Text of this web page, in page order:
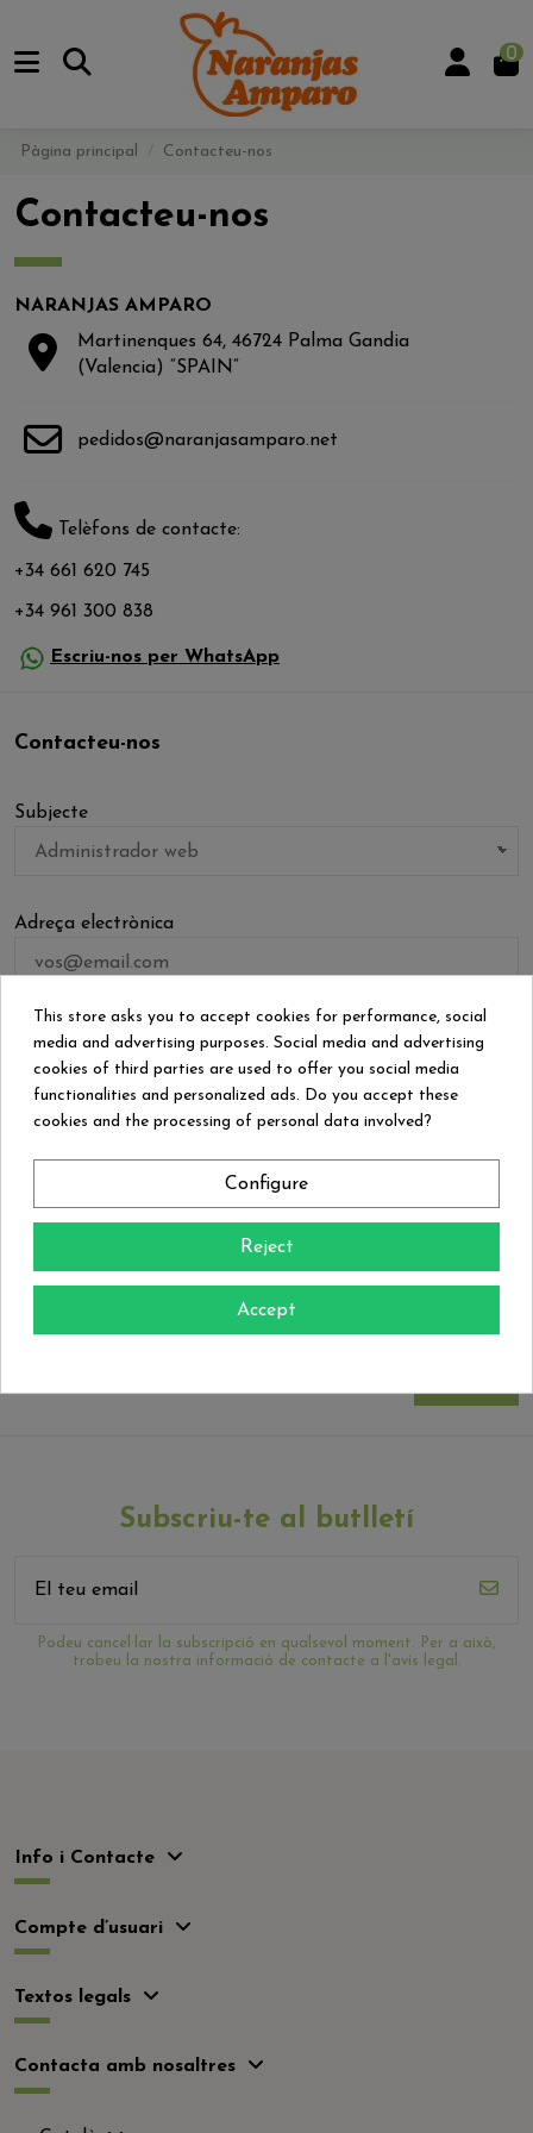
0
Pàgina principal Contacteu-nos
Contacteu-nos
NARANJAS AMPARO
Martinenques 64, 46724 Palma Gandia
(Valencia) “SPAIN“
pedidos@naranjasamparo.net
Telèfons de contacte:
+34 661 620 745
+34 961 300 838
Escriu-nos per WhatsApp
Contacteu-nos
Subjecte
Adreça electrònica
Adjunt
SELECCIONAR UN FITXER
opcional
Subscriu-te al butlletí
Podeu cancel·lar la subscripció en qualsevol moment. Per a això,
trobeu la nostra informació de contacte a l'avís legal.
Info i Contacte
Compte d’usuari
Textos legals
Contacta amb nosaltres
This store asks you to accept cookies for performance, social
media and advertising purposes. Social media and advertising
cookies of third parties are used to offer you social media
functionalities and personalized ads. Do you accept these
cookies and the processing of personal data involved?
Configure
Reject
Accept